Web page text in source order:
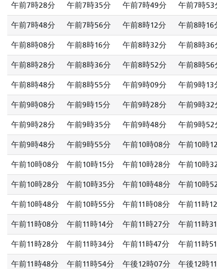
午前7時28分 午前7時35分 午前7時49分 午前7時53
午前7時48分 午前7時56分 午前8時12分 午前8時16
午前8時08分 午前8時16分 午前8時32分 午前8時36
午前8時28分 午前8時36分 午前8時52分 午前8時56
午前8時48分 午前8時55分 午前9時09分 午前9時13
午前9時08分 午前9時15分 午前9時28分 午前9時32
午前9時28分 午前9時35分 午前9時48分 午前9時52
午前9時48分 午前9時55分 午前10時08分 午前10時
午前10時08分 午前10時15分 午前10時28分 午前10時
午前10時28分 午前10時35分 午前10時48分 午前10時
午前10時48分 午前10時55分 午前11時08分 午前11時
午前11時08分 午前11時14分 午前11時27分 午前11時
午前11時28分 午前11時34分 午前11時47分 午前11時
午前11時48分 午前11時54分 午後12時07分 午後12時